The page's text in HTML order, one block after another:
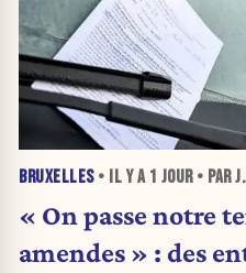
BRUXELLES• IL Y A 1 JOUR• PAR
« On passe notre
amendes » : des